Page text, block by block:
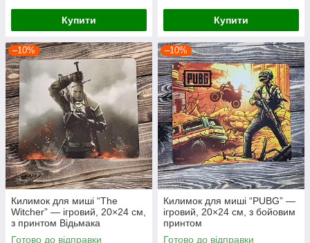
Купити Купити
–10%
Килимок для миші “The
Witcher” — ігровий, 20×24 см,
з принтом Відьмака
Готово до відправки
–10%
Килимок для миші “PUBG” —
ігровий, 20×24 см, з бойовим
принтом
Готово до відправки